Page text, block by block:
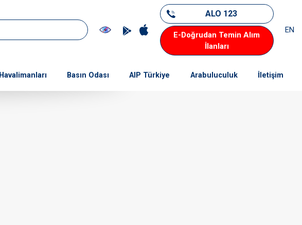
ALO 123
E-Doğrudan Temin Alım
İlanları
EN
Havalimanları Basın Odası AIP Türkiye Arabuluculuk İletişim